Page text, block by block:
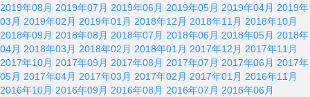
2019年08月 2019年07月 2019年06月 2019年05月 2019年04月 2019年
03月 2019年02月 2019年01月 2018年12月 2018年11月 2018年10月
2018年09月 2018年08月 2018年07月 2018年06月 2018年05月 2018年
04月 2018年03月 2018年02月 2018年01月 2017年12月 2017年11月
2017年10月 2017年09月 2017年08月 2017年07月 2017年06月 2017年
05月 2017年04月 2017年03月 2017年02月 2017年01月 2016年11月
2016年10月 2016年09月 2016年08月 2016年07月 2016年06月